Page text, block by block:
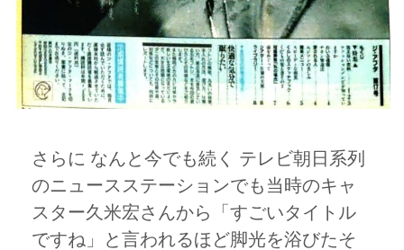
さらに なんと今でも続く テレビ朝日系列
のニュースステーションでも当時のキャ
スター久米宏さんから「すごいタイトル
ですね」と言われるほど脚光を浴びたそ